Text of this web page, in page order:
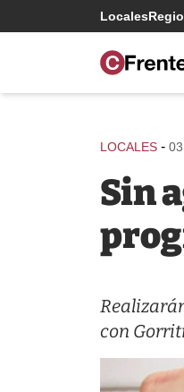
Locales
LOCALES -
Sin
con